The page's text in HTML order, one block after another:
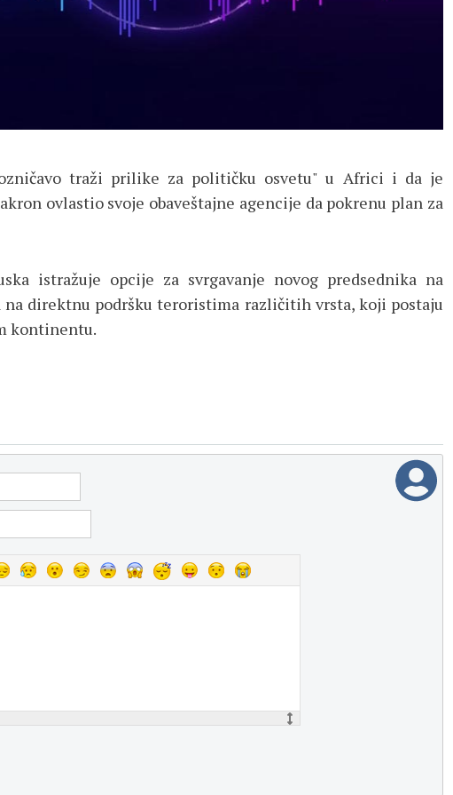
traži prilike za političku osvetu" u Africi i da je
ovlastio svoje obaveštajne agencije da pokrenu plan za
istražuje opcije za svrgavanje novog predsednika na
na direktnu podršku teroristima različitih vrsta, koji postaju
kontinentu.